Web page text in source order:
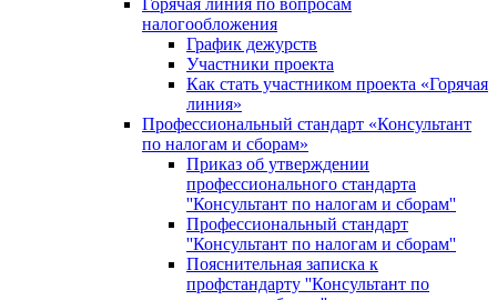
Горячая линия по вопросам
налогообложения
График дежурств
Участники проекта
Как стать участником проекта «Горячая
линия»
Профессиональный стандарт «Консультант
по налогам и сборам»
Приказ об утверждении
профессионального стандарта
''Консультант по налогам и сборам''
Профессиональный стандарт
''Консультант по налогам и сборам''
Пояснительная записка к
профстандарту ''Консультант по